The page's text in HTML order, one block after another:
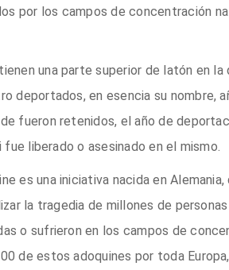
por los campos de concentración
una parte superior de latón en
deportados, en esencia su nombre,
fueron retenidos, el año de
fue liberado o asesinado en el mismo.
es una iniciativa nacida en
la tragedia de millones de
o sufrieron en los campos de
de estos adoquines por toda